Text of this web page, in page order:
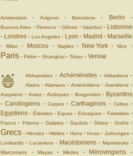
Amsterdam - Avignon -Barcelone - Berlin -
Buenos Aires - Florence - Gênes - Istanbul - Lisbonne
- Londres - Los Angeles - Lyon - Madrid - Marseille
- Milan - Moscou - Naples- New York -Nice -
Paris - Pékin - Shanghai - Tokyo - Venise
Abbassides - Achéménides - Akkadiens -
Alains -Alamans - Amérindiens-Araméens -
Assyriens - Avars- Aztèques - Burgondes- Byzantins
-Carolingiens - Carpes-Carthaginois - Celtes-
Egyptiens - Élamites-Eques -Etrusques - Fatimides-
Francs - Frisons- Galates- Gaulois- Gètes- Goths-
Grecs -Hérules -Hittites - Huns- Incas- Juthunges-
Lombards - Lucaniens - Macédoniens - Mamelouks -
Marcomans -Mayas -Mèdes - Mérovingiens -